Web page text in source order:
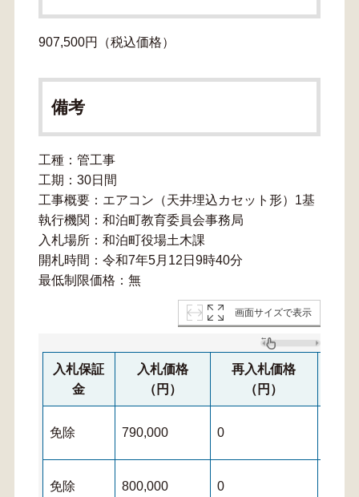
907,500円（税込価格）
備考
工種：管工事
工期：30日間
工事概要：エアコン（天井埋込カセット形）1基
執行機関：和泊町教育委員会事務局
入札場所：和泊町役場土木課
開札時間：令和7年5月12日9時40分
最低制限価格：無
画面サイズで表示
入札保証
金
入札価格
（円）
再入札価格
（円）
免除 790,000 0
免除 800,000 0